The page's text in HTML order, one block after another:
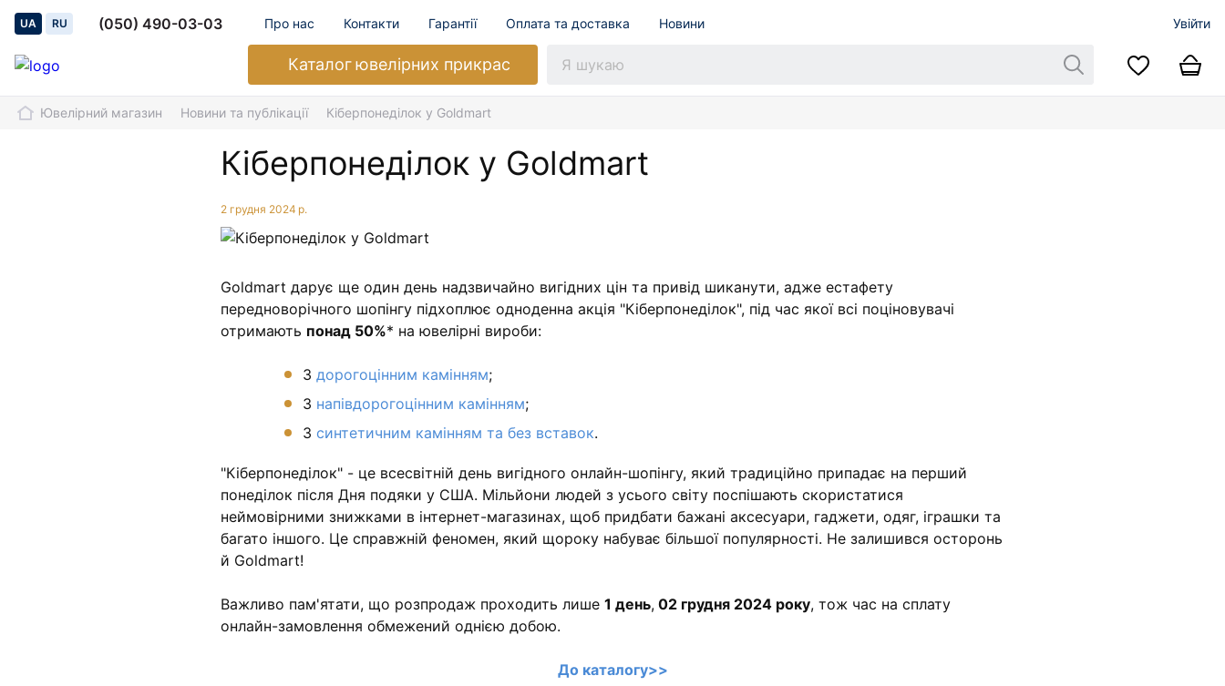
UA RU (050) 490-03-03 Про нас Контакти Гарантії Оплата та доставка Новини Увійти
Каталогювелірних прикрас
Ювелірний магазин Новини та публікації Кіберпонеділок у Goldmart
Кіберпонеділок у Goldmart
2 грудня 2024 р.
Goldmart дарує ще один день надзвичайно вигідних цін та привід шиканути, адже естафету
передноворічного шопінгу підхоплює одноденна акція "Кіберпонеділок", під час якої всі поціновувачі
отримають понад 50%* на ювелірні вироби:
З дорогоцінним камінням;
З напівдорогоцінним камінням;
З синтетичним камінням та без вставок.
"Кіберпонеділок" - це всесвітній день вигідного онлайн-шопінгу, який традиційно припадає на перший
понеділок після Дня подяки у США. Мільйони людей з усього світу поспішають скористатися
неймовірними знижками в інтернет-магазинах, щоб придбати бажані аксесуари, гаджети, одяг, іграшки та
багато іншого. Це справжній феномен, який щороку набуває більшої популярності. Не залишився осторонь
й Goldmart!
Важливо пам'ятати, що розпродаж проходить лише 1 день, 02 грудня 2024 року, тож час на сплату
онлайн-замовлення обмежений однією добою.
До каталогу>>